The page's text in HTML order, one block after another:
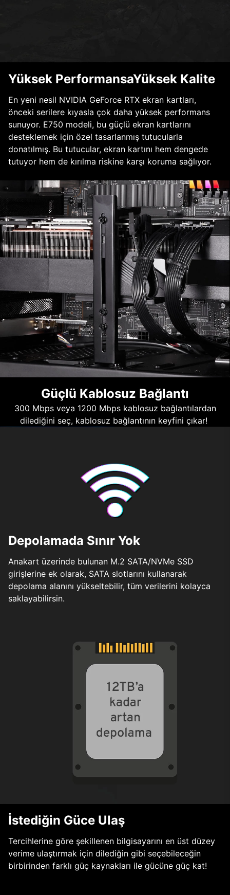
Yüksek PerformansaYüksek Kalite
En yeni nesil NVIDIA GeForce RTX ekran kartları,
önceki serilere kıyasla çok daha yüksek performans
sunuyor. E750 modeli, bu güçlü ekran kartlarını
desteklemek için özel tasarlanmış tutucularla
donatılmış. Bu tutucular, ekran kartını hem dengede
tutuyor hem de kırılma riskine karşı koruma sağlıyor.
Güçlü Kablosuz Bağlantı
300 Mbps veya 1200 Mbps kablosuz bağlantılardan
dilediğini seç, kablosuz bağlantının keyfini çıkar!
Depolamada Sınır Yok
Anakart üzerinde bulunan M.2 SATA/NVMe SSD
girişlerine ek olarak, SATA slotlarını kullanarak
depolama alanını yükseltebilir, tüm verilerini kolayca
saklayabilirsin.
İstediğin Güce Ulaş
Tercihlerine göre şekillenen bilgisayarını en üst düzey
verime ulaştırmak için dilediğin gibi seçebileceğin
birbirinden farklı güç kaynakları ile gücüne güç kat!